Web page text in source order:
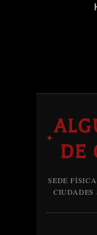
✦
DE
SEDE
CIUDADES